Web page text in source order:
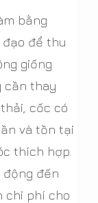
bằng
để thu
giống
cần thay
cốc có
và tồn tại
thích hợp.
đến
chi phí cho